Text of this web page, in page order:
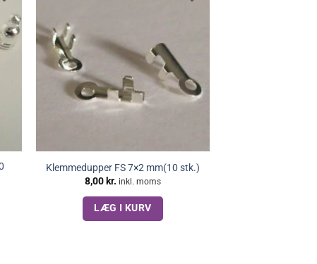
Klemmedupper FS 7×2 mm(10 stk.)
8,00kr. inkl. moms
LÆG I KURV